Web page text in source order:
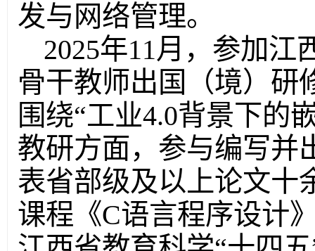
发与网络管理。
2025年11月，参加江
骨干教师出国（境）研
围绕“工业4.0背景下的
教研方面，参与编写并
表省部级及以上论文十
课程《C语言程序设计